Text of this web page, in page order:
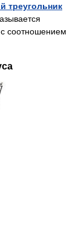
треугольник
с соотношением